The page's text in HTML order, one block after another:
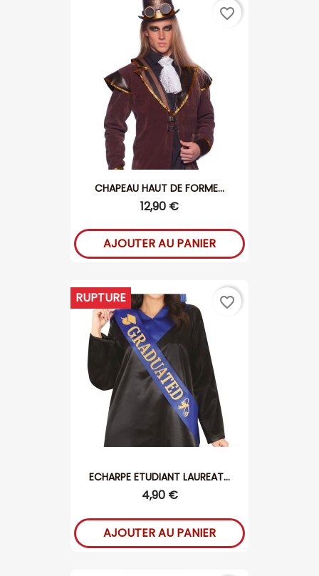
CHAPEAU HAUT DE FORME...
12,90 €
AJOUTER AU PANIER
favorite_border
ECHARPE ETUDIANT LAUREAT...
4,90 €
RUPTURE
AJOUTER AU PANIER
favorite_border